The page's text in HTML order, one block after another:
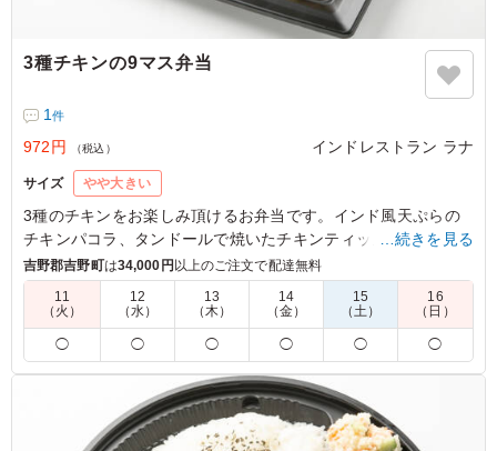
3種チキンの9マス弁当
1件
972円 （税込） インドレストラン ラナ
サイズ やや大きい
3種のチキンをお楽しみ頂けるお弁当です。インド風天ぷらの
チキンパコラ、タンドールで焼いたチキンティッカ、ひき肉を
つくね状にしてタンドールで焼いたシークカバブ。全てお楽し
み頂けるチキン好きの方におすすめのお弁当です。
※プラスオプション(有料)でカップカレーが追加可能です。下
記のプルダウンよりお選びください。
インド料理のお弁当も珍しいが、色々な種類のおかずを楽
…続きを見る
吉野郡吉野町は34,000円 以上のご注文で配達無料
11
（火）
12
（水）
13
（木）
14
（金）
15
（土）
16
（日）
◯ ◯ ◯ ◯ ◯ ◯